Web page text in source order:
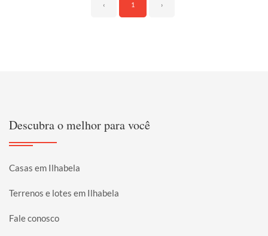
‹ 1 ›
Descubra o melhor para você
Casas em Ilhabela
Terrenos e lotes em Ilhabela
Fale conosco